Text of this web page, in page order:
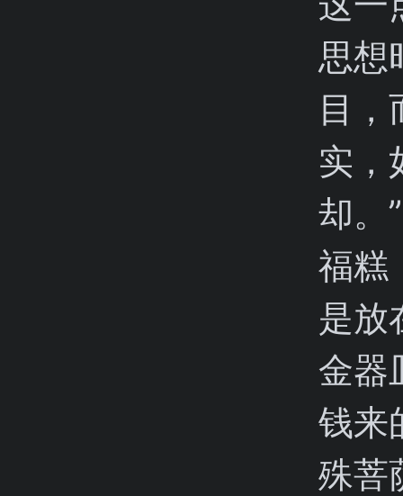
思想
目，
实，
却。
福糕
是放
金器
钱来
殊菩